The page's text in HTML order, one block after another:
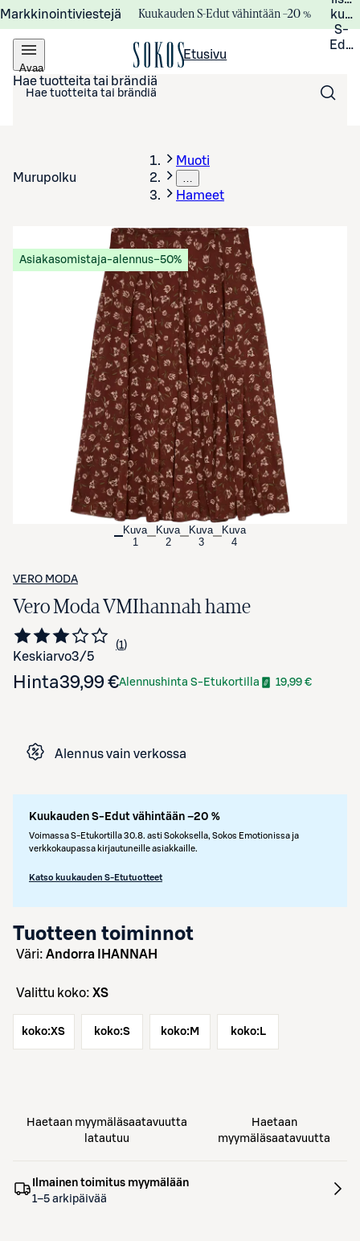
Markkinointiviestejä Kuukauden S-Edut vähintään –20 %
S-
Avaa
valikko
Etusivu
Hae tuotteita tai brändiä
Murupolku
Muoti
…
Hameet
Avaa tuotekuva suurennettuna
Asiakasomistaja-alennus−50%
Kuva
1
Kuva
2
Kuva
3
Kuva
4
VERO MODA
Vero Moda VMIhannah hame
Keskiarvo3/5 Siirry arvioihin
1
kappale
Hinta39,99 €Alennushinta S-Etukortilla 19,99 €
Alennus vain verkossa
Kuukauden S-Edut vähintään –20 %
Voimassa S-Etukortilla 30.8. asti Sokoksella, Sokos Emotionissa ja
verkkokaupassa kirjautuneille asiakkaille.
Katso kuukauden S-Etutuotteet
Tuotteen toiminnot
väri: Andorra IHANNAH
Valittu koko: XS
koko:XS koko:S koko: M koko: L
Haetaan myymäläsaatavuutta
latautuu
Haetaan
myymäläsaatavuutta
Ilmainen toimitus myymälään
1–5 arkipäivää